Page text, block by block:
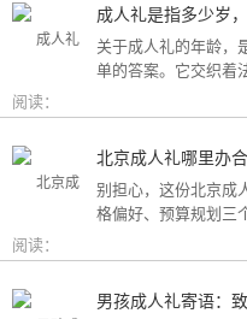
成人礼是指多少岁
关于成人礼的年龄，
单的答案。它交织着
阅读：
北京成人礼哪里办
别担心，这份北京成
格偏好、预算规划三
阅读：
男孩成人礼寄语：